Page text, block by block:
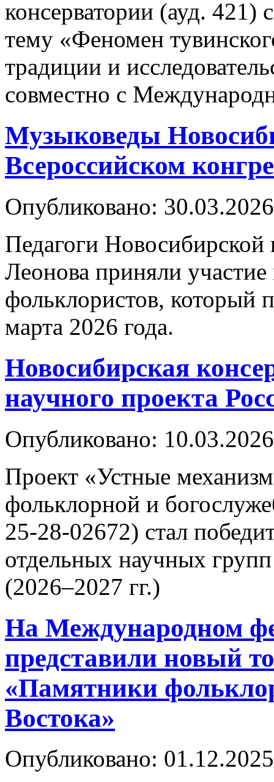
консерватории (ауд.
тему «Феномен
традиции и
совместно с
Музыковеды
Всероссийском
Опубликовано: 30.03.2026
Педагоги
Леонова приняли
фольклористов, который
марта 2026 года.
Новосибирская
научного проекта
Опубликовано: 10.03.2026
Проект «Устные
фольклорной и
25-28-02672) стал
отдельных научных групп
(2026–2027 гг.)
На Международном
представили новый
«Памятники
Востока»
Опубликовано: 01.12.2025